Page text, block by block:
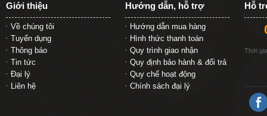
Giới thiệu
Về chúng tôi
Tuyển dụng
Thông báo
Tin tức
Đại lý
Liên hệ
Hướng dẫn, hỗ trợ
Hướng dẫn mua hàng
Hình thức thanh toán
Quy trình giao nhận
Quy định bảo hành & đổi trả
Quy chế hoạt động
Chính sách đại lý
Hỗ
Thời